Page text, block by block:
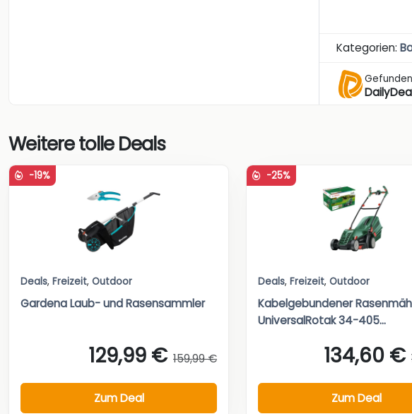
Kategorien:
Weitere tolle Deals
-19%
Deals, Freizeit, Outdoor
Gardena Laub- und Rasensammler
129,99 € 159,99 €
Zum Deal
-25%
Deals, Freizeit, Outdoor
Kabelgebundener
UniversalRotak 34-405...
134,60 €
Zum Deal